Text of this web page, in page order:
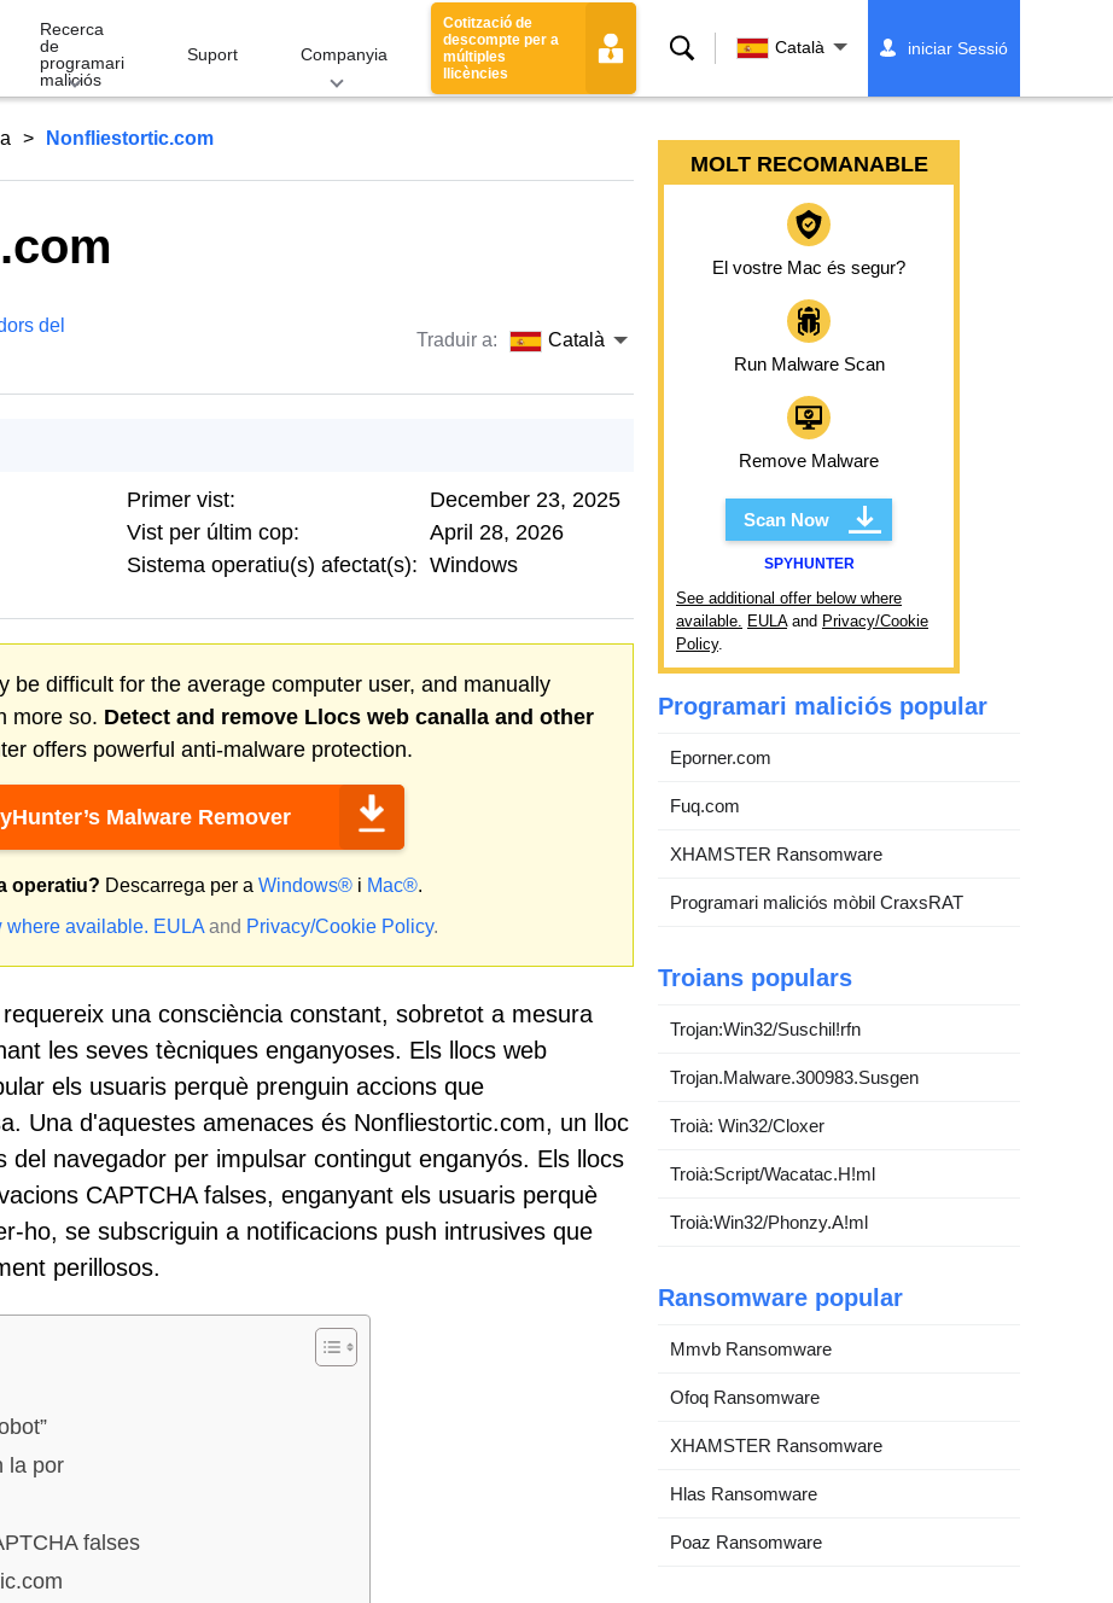
Recerca
de
programari
maliciós
Suport Companyia
Cotització de
descompte per a
múltiples
llicències
Cerca Català iniciar Sessió
Nonfliestortic.com
del
Traduir a: Català
Primer vist:
December 23, 2025
Vist per últim cop:
April 28, 2026
Sistema operatiu(s) afectat(s): Windows
be difficult for the average computer user, and manually
more so. Detect and remove Llocs web canalla and other
offers powerful anti-malware protection.
Malware Remover
operatiu? Descarrega per a Windows® i Mac®.
where available. EULA and Privacy/Cookie Policy.
una consciència constant, sobretot a mesura
les seves tècniques enganyoses. Els llocs web
els usuaris perquè prenguin accions que
Una d'aquestes amenaces és Nonfliestortic.com, un lloc
navegador per impulsar contingut enganyós. Els llocs
CAPTCHA falses, enganyant els usuaris perquè
ho, se subscriguin a notificacions push intrusives que
perillosos.
la por
falses
MOLT RECOMANABLE
El vostre Mac és segur?
Run Malware Scan
Remove Malware
Scan Now
SPYHUNTER
See additional offer below where
available. EULAand Privacy/Cookie
Policy.
Programari maliciós popular
Eporner.com
Fuq.com
XHAMSTER Ransomware
Programari maliciós mòbil CraxsRAT
Troians populars
Trojan:Win32/Suschil!rfn
Trojan.Malware.300983.Susgen
Troià: Win32/Cloxer
Troià:Script/Wacatac.H!ml
Troià:Win32/Phonzy.A!ml
Ransomware popular
Mmvb Ransomware
Ofoq Ransomware
XHAMSTER Ransomware
Hlas Ransomware
Poaz Ransomware